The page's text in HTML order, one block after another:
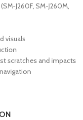
J260F, SM-J260M,
visuals
scratches and impacts